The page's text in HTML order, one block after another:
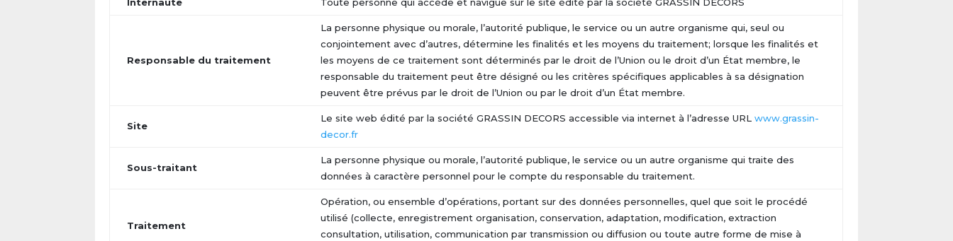
Responsable du traitement
La personne physique ou morale, l’autorité publique, le service ou un autre organisme qui, seul ou
conjointement avec d’autres, détermine les finalités et les moyens du traitement; lorsque les finalités et
les moyens de ce traitement sont déterminés par le droit de l’Union ou le droit d’un État membre, le
responsable du traitement peut être désigné ou les critères spécifiques applicables à sa désignation
peuvent être prévus par le droit de l’Union ou par le droit d’un État membre.
Site
Le site web édité par la société GRASSIN DECORS accessible via internet à l’adresse URLwww.grassin-
decor.fr
Sous-traitant
La personne physique ou morale, l’autorité publique, le service ou un autre organisme qui traite des
données à caractère personnel pour le compte du responsable du traitement.
Traitement
Opération, ou ensemble d’opérations, portant sur des données personnelles, quel que soit le procédé
utilisé (collecte, enregistrement organisation, conservation, adaptation, modification, extraction
consultation, utilisation, communication par transmission ou diffusion ou toute autre forme de mise à